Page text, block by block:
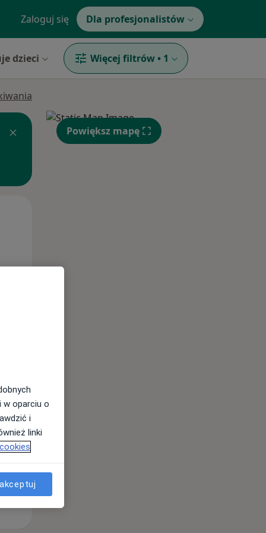
Zaloguj się Dla profesjonalistów
dzieci Więcej filtrów • 1
Powiększ mapę
w oparciu o
i
linki